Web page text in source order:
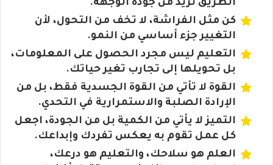
الطريق تزيد من جودة الوجهة.
كن مثل الفراشة، لا تخف من التحول، لأن
التغيير جزء أساسي من النمو.
التعليم ليس مجرد الحصول على المعلومات،
بل تحويلها إلى تجارب تغير حياتك.
القوة لا تأتي من القوة الجسدية فقط، بل من
الإرادة الصلبة والاستمرارية في التحدي.
التميز لا يأتي من الكمية بل من الجودة، اجعل
كل عمل تقوم به يعكس تفردك وإبداعك.
العلم هو سلاحك، والتعليم هو درعك،